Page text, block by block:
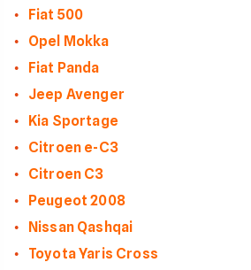
Fiat 500
Opel Mokka
Fiat Panda
Jeep Avenger
Kia Sportage
Citroen e-C3
Citroen C3
Peugeot 2008
Nissan Qashqai
Toyota Yaris Cross